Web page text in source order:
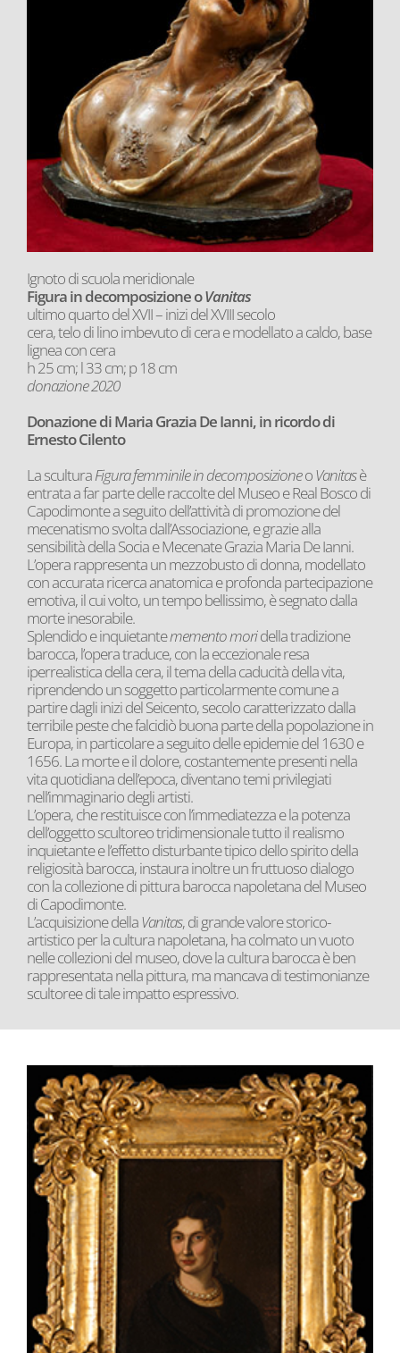
Ignoto di scuola meridionale
Figura in decomposizione oVanitas
ultimo quarto del XVII – inizi del XVIII secolo
cera, telo di lino imbevuto di cera e modellato a caldo, base
lignea con cera
h 25 cm; l 33 cm; p 18 cm
donazione 2020
Donazione di Maria Grazia De Ianni, in ricordo di
Ernesto Cilento
La sculturaFigura femminile in decomposizioneoVanitasè
entrata a far parte delle raccolte del Museo e Real Bosco di
Capodimonte a seguito dell’attività di promozione del
mecenatismo svolta dall’Associazione, e grazie alla
sensibilità della Socia e Mecenate Grazia Maria De Ianni.
L’opera rappresenta un mezzobusto di donna, modellato
con accurata ricerca anatomica e profonda partecipazione
emotiva, il cui volto, un tempo bellissimo, è segnato dalla
morte inesorabile.
Splendido e inquietantememento moridella tradizione
barocca, l’opera traduce, con la eccezionale resa
iperrealistica della cera, il tema della caducità della vita,
riprendendo un soggetto particolarmente comune a
partire dagli inizi del Seicento, secolo caratterizzato dalla
terribile peste che falcidiò buona parte della popolazione in
Europa, in particolare a seguito delle epidemie del 1630 e
1656. La morte e il dolore, costantemente presenti nella
vita quotidiana dell’epoca, diventano temi privilegiati
nell’immaginario degli artisti.
L’opera, che restituisce con l’immediatezza e la potenza
dell’oggetto scultoreo tridimensionale tutto il realismo
inquietante e l’effetto disturbante tipico dello spirito della
religiosità barocca, instaura inoltre un fruttuoso dialogo
con la collezione di pittura barocca napoletana del Museo
di Capodimonte.
L’acquisizione dellaVanitas, di grande valore storico-
artistico per la cultura napoletana, ha colmato un vuoto
nelle collezioni del museo, dove la cultura barocca è ben
rappresentata nella pittura, ma mancava di testimonianze
scultoree di tale impatto espressivo.